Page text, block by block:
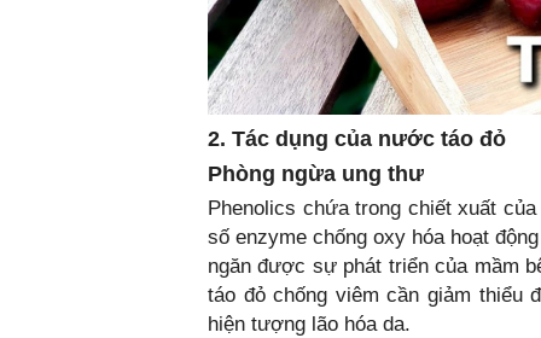
2. Tác dụng của nước táo đỏ
Phòng ngừa ung thư
Phenolics chứa trong chiết xuất
số enzyme chống oxy hóa hoạt
ngăn được sự phát triển của mầm
táo đỏ chống viêm cần giảm
hiện tượng lão hóa da.